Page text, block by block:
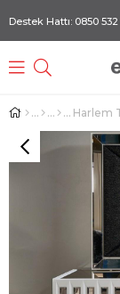
Destek Hattı: 0850
Harlem